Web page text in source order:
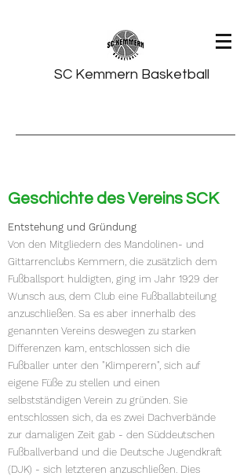
SC Kemmern Basketball
Geschichte des Vereins SCK
Entstehung und Gründung
Von den Mitgliedern des Mandolinen- und
Gittarrenclubs Kemmern, die zusätzlich dem
Fußballsport huldigten, ging im Jahr 1929 der
Wunsch aus, dem Club eine Fußballabteilung
anzuschließen. Sa es aber innerhalb des
genannten Vereins deswegen zu starken
Differenzen kam, entschlossen sich die
Fußballer unter den "Klimperern", sich auf
eigene Füße zu stellen und einen
selbstständigen Verein zu gründen. Sie
entschlossen sich, da es zwei Dachverbände
zur damaligen Zeit gab - den Süddeutschen
Fußballverband und die Deutsche Jugendkraft
(DJK) - sich letzteren anzuschließen. Dies